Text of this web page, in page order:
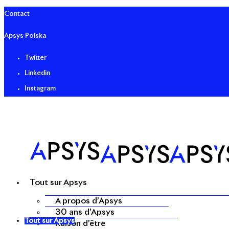
Contact
Apsys Polska
Twitter
Linkedin
Instagram
Tout sur Apsys
A propos d’Apsys
30 ans d’Apsys
Raison d’être
Tout sur Apsys